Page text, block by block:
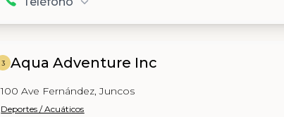
3 Aqua Adventure Inc
100 Ave Fernández, Juncos
Deportes / Acuáticos